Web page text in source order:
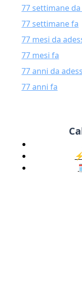
77 settimane
77 settimane fa
77 mesi da
77 mesi fa
77 anni da
77 anni fa